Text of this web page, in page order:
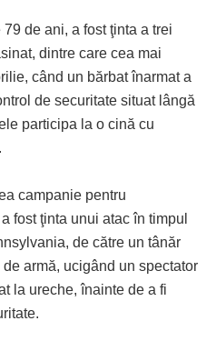
de ani, a fost ţinta a trei
dintre care cea mai
când un bărbat înarmat a
de securitate situat lângă
participa la o cină cu
campanie pentru
fost ţinta unui atac în timpul
de către un tânăr
armă, ucigând un spectator
la ureche, înainte de a fi